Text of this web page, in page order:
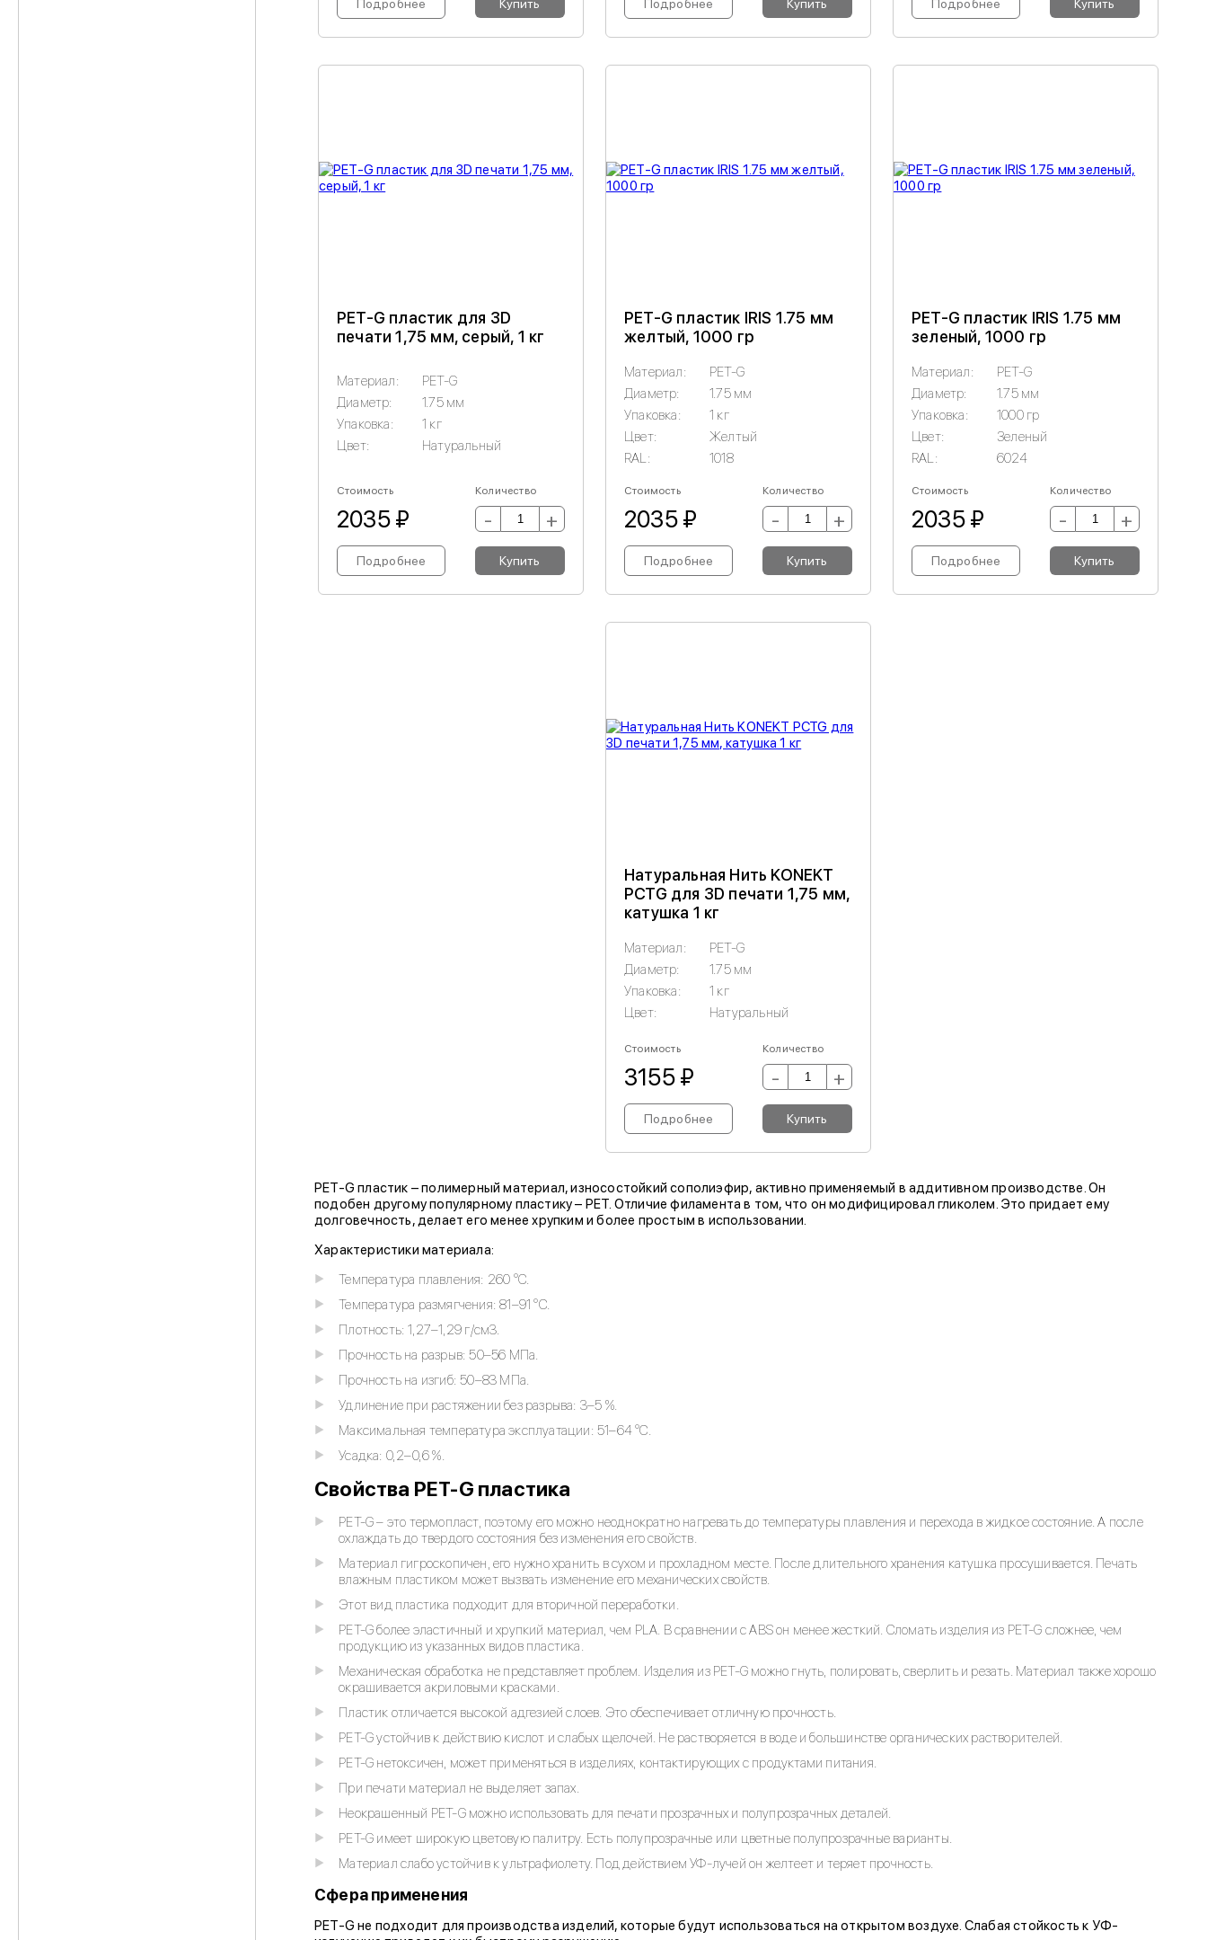
Подробнее Купить Подробнее Купить Подробнее Купить
PET-G пластик для 3D
печати 1,75 мм, серый, 1 кг
Материал:
PET-G
Диаметр:
1.75 мм
Упаковка:
1 кг
Цвет:
Натуральный
Стоимость Количество
2035 ₽ - +
Подробнее Купить
PET-G пластик IRIS 1.75 мм
желтый, 1000 гр
Материал:
PET-G
Диаметр:
1.75 мм
Упаковка:
1 кг
Цвет:
Желтый
RAL:
1018
Стоимость Количество
2035 ₽ - +
Подробнее Купить
PET-G пластик IRIS 1.75 мм
зеленый, 1000 гр
Материал:
PET-G
Диаметр:
1.75 мм
Упаковка:
1000 гр
Цвет:
Зеленый
RAL:
6024
Стоимость Количество
2035 ₽ - +
Подробнее Купить
Натуральная Нить KONEKT
PCTG для 3D печати 1,75 мм,
катушка 1 кг
Материал:
PET-G
Диаметр:
1.75 мм
Упаковка:
1 кг
Цвет:
Натуральный
Стоимость Количество
3155 ₽ - +
Подробнее Купить
PET-G пластик – полимерный материал, износостойкий сополиэфир, активно применяемый в аддитивном производстве. Он
подобен другому популярному пластику – PET. Отличие филамента в том, что он модифицировал гликолем. Это придает ему
долговечность, делает его менее хрупким и более простым в использовании.
Характеристики материала:
Температура плавления: 260 °C.
Температура размягчения: 81–91 °С.
Плотность: 1,27–1,29 г/см3.
Прочность на разрыв: 50–56 МПа.
Прочность на изгиб: 50–83 МПа.
Удлинение при растяжении без разрыва: 3–5 %.
Максимальная температура эксплуатации: 51–64 °С.
Усадка: 0,2–0,6 %.
Свойства PET-G пластика
PET-G – это термопласт, поэтому его можно неоднократно нагревать до температуры плавления и перехода в жидкое состояние. А после
охлаждать до твердого состояния без изменения его свойств.
Материал гигроскопичен, его нужно хранить в сухом и прохладном месте. После длительного хранения катушка просушивается. Печать
влажным пластиком может вызвать изменение его механических свойств.
Этот вид пластика подходит для вторичной переработки.
PET-G более эластичный и хрупкий материал, чем PLA. В сравнении с ABS он менее жесткий. Сломать изделия из PET-G сложнее, чем
продукцию из указанных видов пластика.
Механическая обработка не представляет проблем. Изделия из PET-G можно гнуть, полировать, сверлить и резать. Материал также хорошо
окрашивается акриловыми красками.
Пластик отличается высокой адгезией слоев. Это обеспечивает отличную прочность.
PET-G устойчив к действию кислот и слабых щелочей. Не растворяется в воде и большинстве органических растворителей.
PET-G нетоксичен, может применяться в изделиях, контактирующих с продуктами питания.
При печати материал не выделяет запах.
Неокрашенный PET-G можно использовать для печати прозрачных и полупрозрачных деталей.
PET-G имеет широкую цветовую палитру. Есть полупрозрачные или цветные полупрозрачные варианты.
Материал слабо устойчив к ультрафиолету. Под действием УФ-лучей он желтеет и теряет прочность.
Сфера применения
PET-G не подходит для производства изделий, которые будут использоваться на открытом воздухе. Слабая стойкость к УФ-